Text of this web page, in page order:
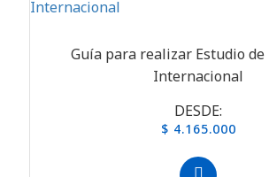
Guía para realizar Estudio de
Internacional
DESDE:
$ 4.165.000